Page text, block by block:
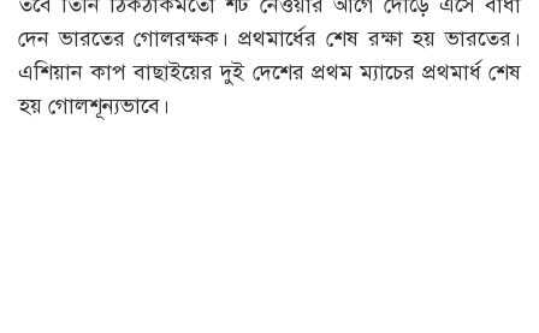
দেন ভারতের গোলরক্ষক। প্রথমার্ধের শেষ রক্ষা হয় ভারতের।
এশিয়ান কাপ বাছাইয়ের দুই দেশের প্রথম ম্যাচের প্রথমার্ধ শেষ
হয় গোলশূন্যভাবে।